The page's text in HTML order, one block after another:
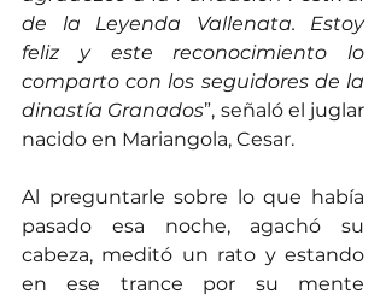
de la Leyenda Vallenata. Estoy
feliz y este reconocimiento lo
comparto con los seguidores de la
dinastía Granados”, señaló el juglar
nacido en Mariangola, Cesar.
Al preguntarle sobre lo que había
pasado esa noche, agachó su
cabeza, meditó un rato y estando
en ese trance por su mente